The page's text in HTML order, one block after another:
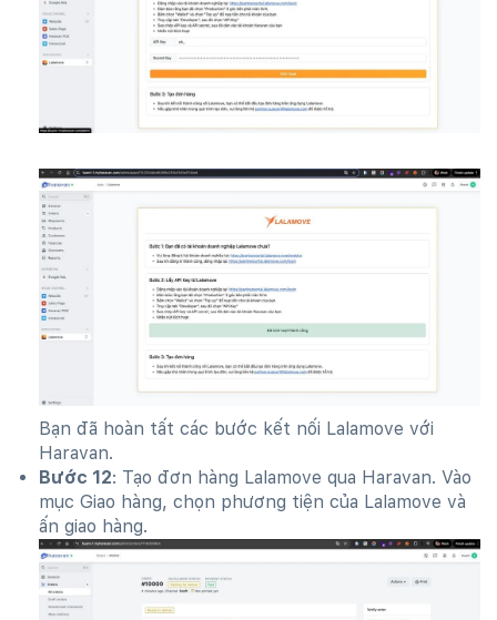
Bạn đã hoàn tất các bước kết nối Lalamove với
Haravan.
Bước 12: Tạo đơn hàng Lalamove qua Haravan. Vào
mục Giao hàng, chọn phương tiện của Lalamove và
ấn giao hàng.